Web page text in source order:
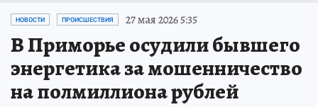
НОВОСТИ ПРОИСШЕСТВИЯ 27 мая 2026 5:35
В Приморье осудили бывшего
энергетика за мошенничество
на полмиллиона рублей